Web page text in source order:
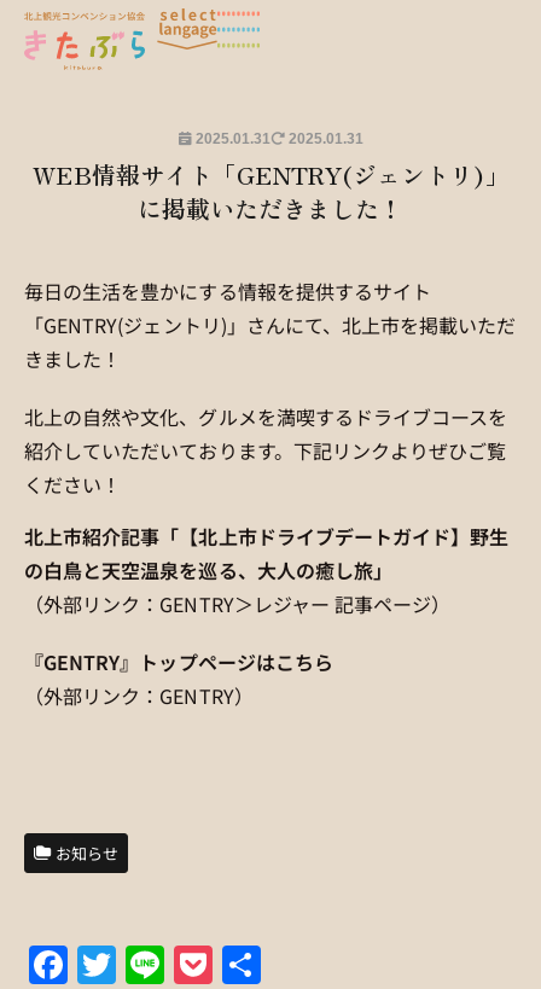
2025.01.31 2025.01.31
WEB情報サイト「GENTRY(ジェントリ)」
に掲載いただきました！
毎日の生活を豊かにする情報を提供するサイト
「GENTRY(ジェントリ)」さんにて、北上市を掲載いただ
きました！
北上の自然や文化、グルメを満喫するドライブコースを
紹介していただいております。下記リンクよりぜひご覧
ください！
北上市紹介記事「【北上市ドライブデートガイド】野生
の白鳥と天空温泉を巡る、大人の癒し旅」
（外部リンク：GENTRY＞レジャー 記事ページ）
『GENTRY』トップページはこちら
（外部リンク：GENTRY）
お知らせ
Facebook
Twitter
LinePocket